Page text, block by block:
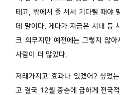
테고, 밖에서 줄 서서 기다릴 때야
데 말이다. 게다가 지금은 시내 등
크 의무지만 예전에는 그렇지 않
사람이 더 많았다.
저래가지고 효과나 있겠어? 싶었
고 결국 12월 중순에 급하게 전국